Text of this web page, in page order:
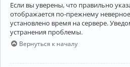
Если вы уверены, что правильно
отображается по-прежнему
установлено время на сервере.
устранения проблемы.
Вернуться к началу